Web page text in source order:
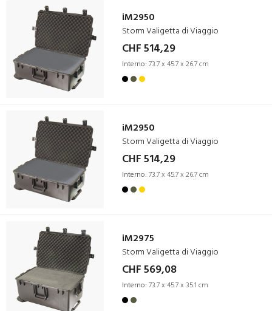
iM2950
Storm Valigetta di Viaggio
CHF 514,29
Interno: 73.7 x 45.7 x 26.7 cm
iM2950
Storm Valigetta di Viaggio
CHF 514,29
Interno: 73.7 x 45.7 x 26.7 cm
iM2975
Storm Valigetta di Viaggio
CHF 569,08
Interno: 73.7 x 45.7 x 35.1 cm